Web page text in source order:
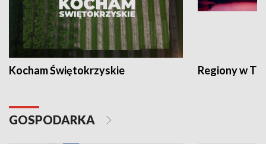
Kocham Świętokrzyskie Regiony w
GOSPODARKA